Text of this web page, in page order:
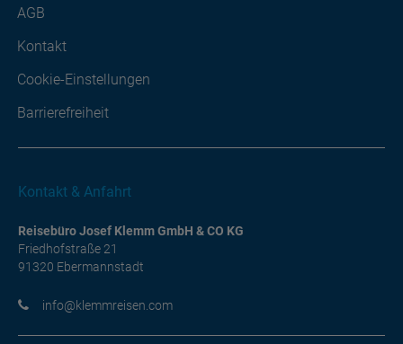
AGB
Kontakt
Cookie-Einstellungen
Barrierefreiheit
Kontakt & Anfahrt
Reisebüro Josef Klemm GmbH & CO KG
Friedhofstraße 21
91320 Ebermannstadt
moc.nesiermmelk@ofni